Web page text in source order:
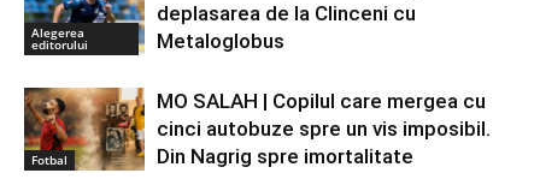
Alegerea
editorului
deplasarea de la Clinceni cu
Metaloglobus
Fotbal
MO SALAH | Copilul care mergea cu
cinci autobuze spre un vis imposibil.
Din Nagrig spre imortalitate